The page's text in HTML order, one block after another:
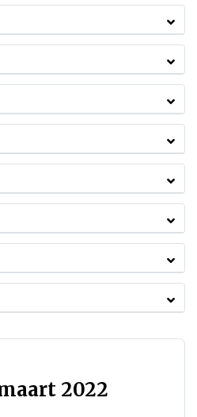
2022